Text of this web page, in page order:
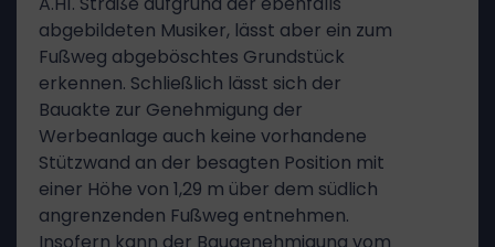
abgebildeten Musiker, lässt aber ein zum
Fußweg abgeböschtes Grundstück
erkennen. Schließlich lässt sich der
Bauakte zur Genehmigung der
Werbeanlage auch keine vorhandene
Stützwand an der besagten Position mit
einer Höhe von 1,29 m über dem südlich
angrenzenden Fußweg entnehmen.